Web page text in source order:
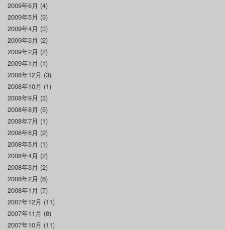
2009年6月 (4)
2009年5月 (3)
2009年4月 (3)
2009年3月 (2)
2009年2月 (2)
2009年1月 (1)
2008年12月 (3)
2008年10月 (1)
2008年9月 (3)
2008年8月 (5)
2008年7月 (1)
2008年6月 (2)
2008年5月 (1)
2008年4月 (2)
2008年3月 (2)
2008年2月 (6)
2008年1月 (7)
2007年12月 (11)
2007年11月 (8)
2007年10月 (11)